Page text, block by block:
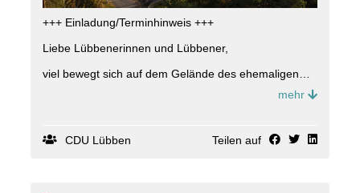
+++ Einladung/Terminhinweis +++
Liebe Lübbenerinnen und Lübbener,
viel bewegt sich auf dem Gelände des ehemaligen
der Mittelstand von der Ansiedlung profitieren? Und
erfahren und haben vom Spreewerk Lübben
mehr
CDU Lübben Teilen auf